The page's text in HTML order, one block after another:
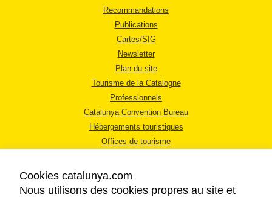
Recommandations
Publications
Cartes/SIG
Newsletter
Plan du site
Tourisme de la Catalogne
Professionnels
Catalunya Convention Bureau
Hébergements touristiques
Offices de tourisme
Cookies catalunya.com
Nous utilisons des cookies propres au site et